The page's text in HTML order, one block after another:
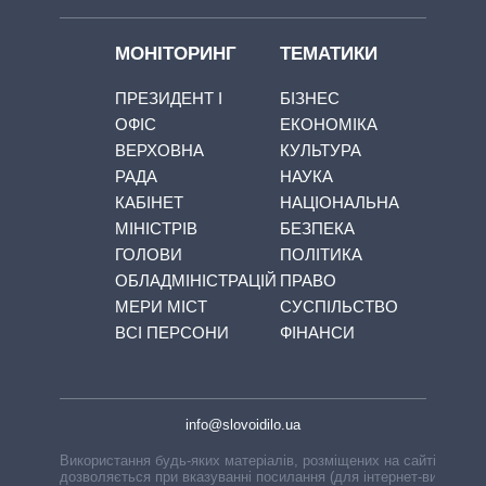
МОНІТОРИНГ
ПРЕЗИДЕНТ І
ОФІС
ВЕРХОВНА
РАДА
КАБІНЕТ
МІНІСТРІВ
ГОЛОВИ
ОБЛАДМІНІСТРАЦІЙ
МЕРИ МІСТ
ВСІ ПЕРСОНИ
ТЕМАТИКИ
БІЗНЕС
ЕКОНОМІКА
КУЛЬТУРА
НАУКА
НАЦІОНАЛЬНА
БЕЗПЕКА
ПОЛІТИКА
ПРАВО
СУСПІЛЬСТВО
ФІНАНСИ
info@slovoidilo.ua
Використання будь-яких матеріалів, розміщених на сайті,
дозволяється при вказуванні посилання (для інтернет-видань